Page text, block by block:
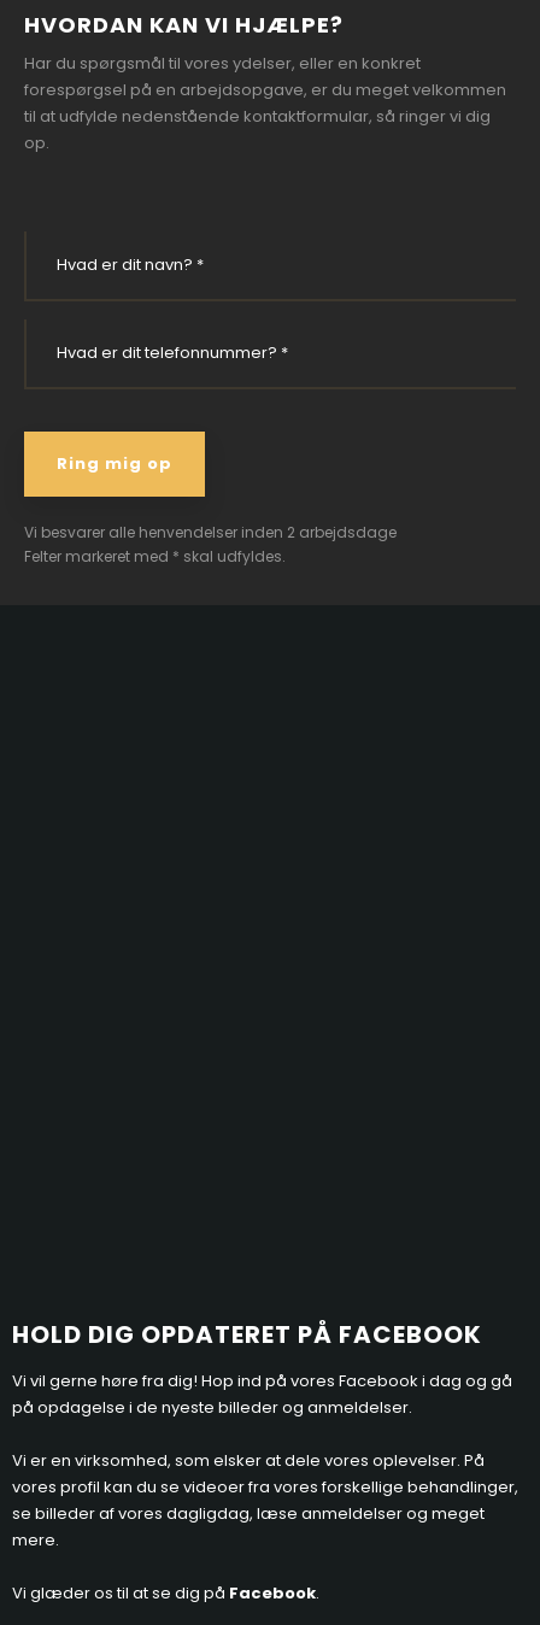
HVORDAN KAN VI HJÆLPE?
Har du spørgsmål til vores ydelser, eller en konkret
forespørgsel på en arbejdsopgave, er du meget velkommen
til at udfylde nedenstående kontaktformular, så ringer vi dig
op.
Vi besvarer alle henvendelser inden 2 arbejdsdage
Felter markeret med * skal udfyldes.​
HOLD D​IG OPDATERET PÅ FACEBOOK
Vi vil gerne høre fra dig! Hop ind på vores Facebook i dag og gå
på opdagelse i de nyeste billeder og anmeldelser.​
Vi er en virksomhed, som elsker at dele vores oplevelser. På
vores profil kan du se videoer fra vores forskellige behandlinger,
se billeder af vores dagligdag, læse anmeldelser og meget
mere.
Vi glæder os til at se dig på Facebook.​